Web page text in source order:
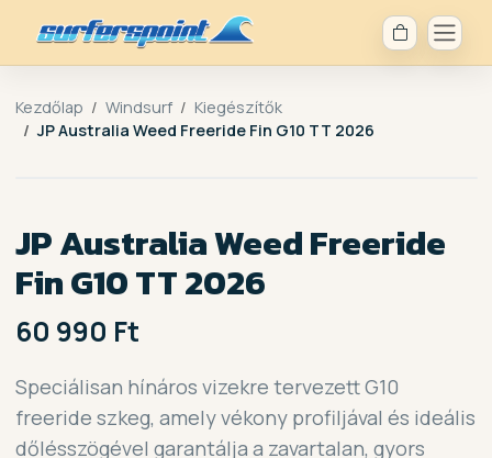
Kezdőlap Windsurf
Kiegészítők
JP Australia Weed Freeride Fin G10 TT 2026
JP Australia Weed Freeride
Fin G10 TT 2026
60 990 Ft
Speciálisan hínáros vizekre tervezett G10
freeride szkeg, amely vékony profiljával és ideális
dőlésszögével garantálja a zavartalan, gyors